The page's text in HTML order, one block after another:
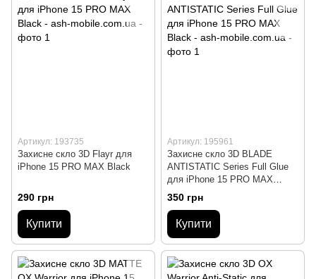
Артикул: 193735
Захисне скло 3D Flayr для
iPhone 15 PRO MAX Black
290 грн
Купити
Артикул: 195961
Захисне скло 3D BLADE
ANTISTATIC Series Full Glue
для iPhone 15 PRO MAX
Black
350 грн
Купити